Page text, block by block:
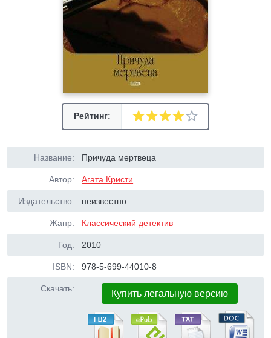
Рейтинг:
Название: Причуда мертвеца
Автор: Агата Кристи
Издательство: неизвестно
Жанр: Классический детектив
Год: 2010
ISBN: 978-5-699-44010-8
Скачать: Купить легальную версию